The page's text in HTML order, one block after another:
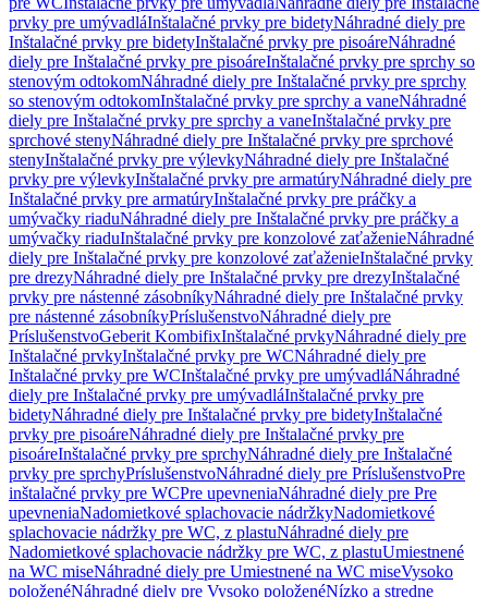
prvky pre umývadláInštalačné prvky pre bidetyNáhradné diely pre
Inštalačné prvky pre bidetyInštalačné prvky pre pisoáreNáhradné
diely pre Inštalačné prvky pre pisoáreInštalačné prvky pre sprchy so
stenovým odtokomNáhradné diely pre Inštalačné prvky pre sprchy
so stenovým odtokomInštalačné prvky pre sprchy a vaneNáhradné
diely pre Inštalačné prvky pre sprchy a vaneInštalačné prvky pre
sprchové stenyNáhradné diely pre Inštalačné prvky pre sprchové
stenyInštalačné prvky pre výlevkyNáhradné diely pre Inštalačné
prvky pre výlevkyInštalačné prvky pre armatúryNáhradné diely pre
Inštalačné prvky pre armatúryInštalačné prvky pre práčky a
umývačky riaduNáhradné diely pre Inštalačné prvky pre práčky a
umývačky riaduInštalačné prvky pre konzolové zaťaženieNáhradné
diely pre Inštalačné prvky pre konzolové zaťaženieInštalačné prvky
pre drezyNáhradné diely pre Inštalačné prvky pre drezyInštalačné
prvky pre nástenné zásobníkyNáhradné diely pre Inštalačné prvky
pre nástenné zásobníkyPríslušenstvoNáhradné diely pre
PríslušenstvoGeberit KombifixInštalačné prvkyNáhradné diely pre
Inštalačné prvkyInštalačné prvky pre WCNáhradné diely pre
Inštalačné prvky pre WCInštalačné prvky pre umývadláNáhradné
diely pre Inštalačné prvky pre umývadláInštalačné prvky pre
bidetyNáhradné diely pre Inštalačné prvky pre bidetyInštalačné
prvky pre pisoáreNáhradné diely pre Inštalačné prvky pre
pisoáreInštalačné prvky pre sprchyNáhradné diely pre Inštalačné
prvky pre sprchyPríslušenstvoNáhradné diely pre PríslušenstvoPre
inštalačné prvky pre WCPre upevneniaNáhradné diely pre Pre
upevneniaNadomietkové splachovacie nádržkyNadomietkové
splachovacie nádržky pre WC, z plastuNáhradné diely pre
Nadomietkové splachovacie nádržky pre WC, z plastuUmiestnené
na WC miseNáhradné diely pre Umiestnené na WC miseVysoko
položenéNáhradné diely pre Vysoko položenéNízko a stredne